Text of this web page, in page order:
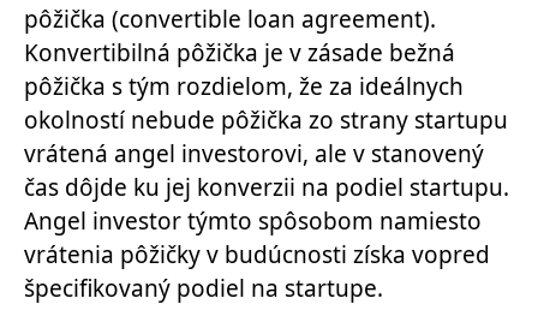
pôžička (convertible loan agreement).
Konvertibilná pôžička je v zásade bežná
pôžička s tým rozdielom, že za ideálnych
okolností nebude pôžička zo strany startupu
vrátená angel investorovi, ale v stanovený
čas dôjde ku jej konverzii na podiel startupu.
Angel investor týmto spôsobom namiesto
vrátenia pôžičky v budúcnosti získa vopred
špecifikovaný podiel na startupe.